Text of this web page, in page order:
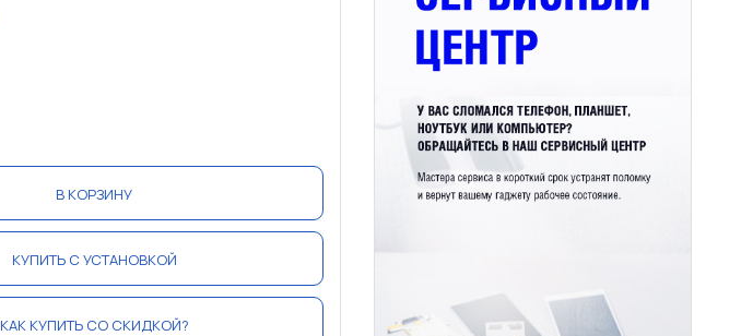
В КОРЗИНУ
КУПИТЬ С УСТАНОВКОЙ
КАК КУПИТЬ СО СКИДКОЙ?